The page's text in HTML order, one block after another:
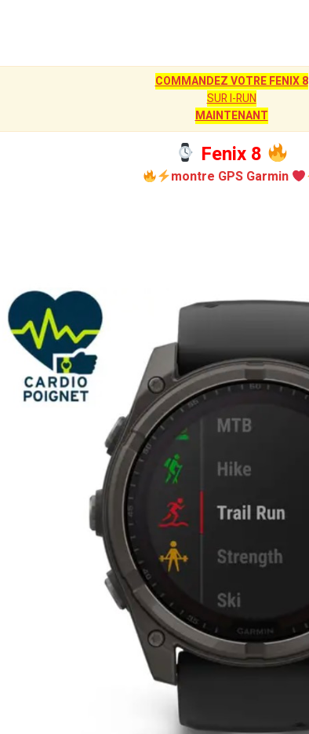
COMMANDEZ VOTRE FENIX 8
SUR I-RUN
MAINTENANT
Fenix 8
montre GPS Garmin